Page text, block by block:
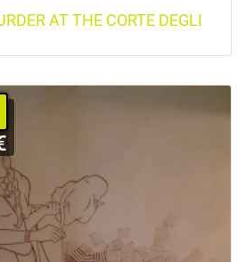
AT THE CORTE DEGLI